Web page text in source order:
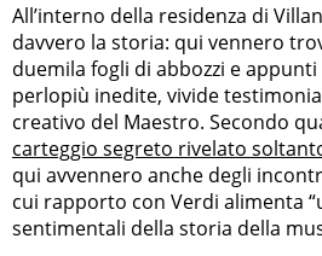
All’interno della residenza di
davvero la storia: qui vennero
duemila fogli di abbozzi e
perlopiù inedite, vivide
creativo del Maestro. Secondo
carteggio segreto rivelato
qui avvennero anche degli
cui rapporto con Verdi alimenta
sentimentali della storia della